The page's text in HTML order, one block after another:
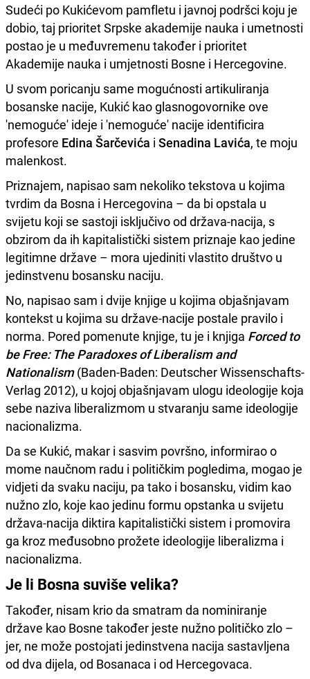
Sudeći po Kukićevom pamfletu i javnoj podršci koju je
dobio, taj prioritet Srpske akademije nauka i umetnosti
postao je u međuvremenu također i prioritet
Akademije nauka i umjetnosti Bosne i Hercegovine.
U svom poricanju same mogućnosti artikuliranja
bosanske nacije, Kukić kao glasnogovornike ove
'nemoguće' ideje i 'nemoguće' nacije identificira
profesore Edina Šarčevića i Senadina Lavića, te moju
malenkost.
Priznajem, napisao sam nekoliko tekstova u kojima
tvrdim da Bosna i Hercegovina – da bi opstala u
svijetu koji se sastoji isključivo od država-nacija, s
obzirom da ih kapitalistički sistem priznaje kao jedine
legitimne države – mora ujediniti vlastito društvo u
jedinstvenu bosansku naciju.
No, napisao sam i dvije knjige u kojima objašnjavam
kontekst u kojima su države-nacije postale pravilo i
norma. Pored pomenute knjige, tu je i knjiga Forced to
be Free: The Paradoxes of Liberalism and
Nationalism(Baden-Baden: Deutscher Wissenschafts-
Verlag 2012), u kojoj objašnjavam ulogu ideologije koja
sebe naziva liberalizmom u stvaranju same ideologije
nacionalizma.
Da se Kukić, makar i sasvim površno, informirao o
mome naučnom radu i političkim pogledima, mogao je
vidjeti da svaku naciju, pa tako i bosansku, vidim kao
nužno zlo, koje kao jedinu formu opstanka u svijetu
država-nacija diktira kapitalistički sistem i promovira
ga kroz međusobno prožete ideologije liberalizma i
nacionalizma.
Je li Bosna suviše velika?
Također, nisam krio da smatram da nominiranje
države kao Bosne također jeste nužno političko zlo –
jer, ne može postojati jedinstvena nacija sastavljena
od dva dijela, od Bosanaca i od Hercegovaca.